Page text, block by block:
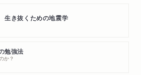
達が自信を生む
文／限られたパターンを繰り返す／ス
ック」／「自分について語る英文」から
集を作る／シャドーイングの効用／発
アップの近道！／音読は「カッコよ
いるか／英語の「口」と「舌」を手に入
き抜くための地震学
勉強法
か？